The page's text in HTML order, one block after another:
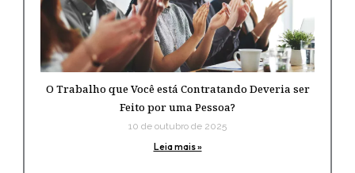
O Trabalho que Você está Contratando Deveria ser
Feito por uma Pessoa?
10 de outubro de 2025
Leia mais »